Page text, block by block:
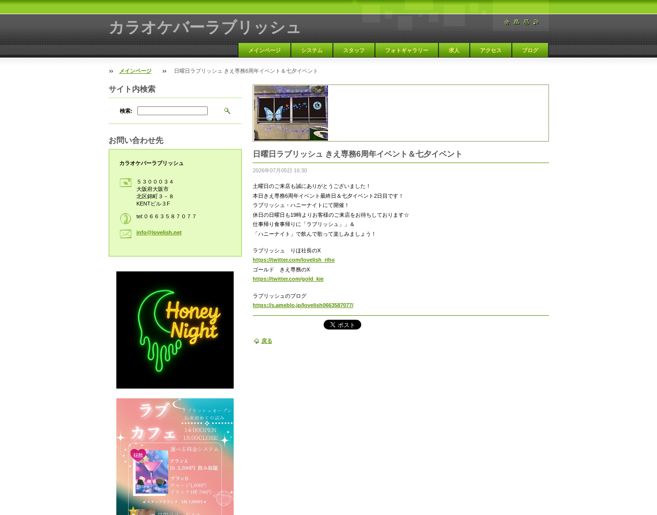
カラオケバーラブリッシュ
メインページ システム スタッフ フォトギャラリー 求人 アクセス ブログ
メインページ 日曜日ラブリッシュ きえ専務6周年イベント＆七夕イベント
大阪 天満 カラオケBAR
日曜日ラブリッシュ きえ専務6周年イベント＆七夕イベント
2026年07月05日 16:30
土曜日のご来店も誠にありがとうございました！
本日きえ専務6周年イベント最終日＆七夕イベント2日目です！
ラブリッシュ・ハニーナイトにて開催！
休日の日曜日も19時よりお客様のご来店をお待ちしております☆
仕事帰り食事帰りに「ラブリッシュ」」＆
「ハニーナイト」で飲んで歌って楽しみましょう！
ラブリッシュ りほ社長のX
https://twitter.com/lovelish_riho
ゴールド きえ専務のX
https://twitter.com/gold_kie
ラブリッシュのブログ
https://s.ameblo.jp/lovelish0663587077/
戻る
サイト内検索
検索:
お問い合わせ先
カラオケバーラブリッシュ
５３０００３４
大阪府大阪市
北区錦町３－８
KENTビル３F
tel:０６６３５８７０７７
info@lovelish.net